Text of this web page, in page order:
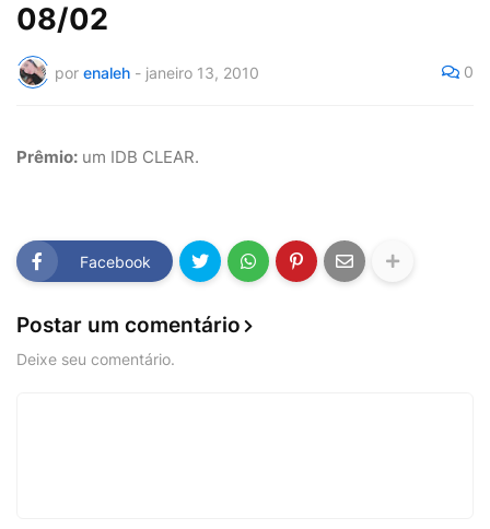
08/02
por enaleh - janeiro 13, 2010 0
Prêmio: um IDB CLEAR.
Facebook
Postar um comentário
Deixe seu comentário.